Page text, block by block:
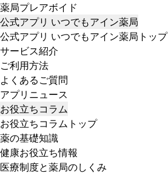
薬局プレアボイド
公式アプリ いつでもアイン薬局
公式アプリ いつでもアイン薬局トップ
サービス紹介
ご利用方法
よくあるご質問
アプリニュース
お役立ちコラム
お役立ちコラムトップ
薬の基礎知識
健康お役立ち情報
医療制度と薬局のしくみ